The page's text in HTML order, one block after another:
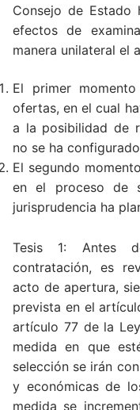
Consejo de Estado
efectos de
manera unilateral el
El primer
ofertas, en el cual
a la posibilidad de
no se ha
El segundo
en el proceso de
jurisprudencia ha
Tesis 1: Antes
contratación, es
acto de apertura,
prevista en el
artículo 77 de la
medida en que
selección se irán
y económicas de
medida se